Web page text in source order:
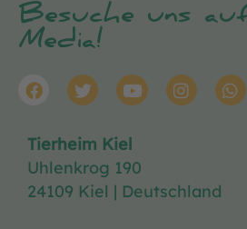
Besuche uns
Media!
Tierheim Kiel
Uhlenkrog 190
24109 Kiel | Deutschland